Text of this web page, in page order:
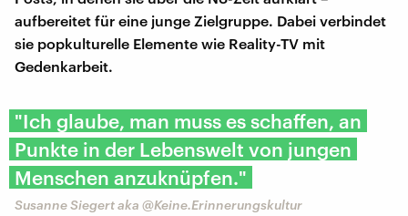
aufbereitet für eine junge Zielgruppe. Dabei verbindet
sie popkulturelle Elemente wie Reality-TV mit
Gedenkarbeit.
"Ich glaube, man muss es schaffen, an
Punkte in der Lebenswelt von jungen
Menschen anzuknüpfen."
Susanne Siegert aka @Keine.Erinnerungskultur